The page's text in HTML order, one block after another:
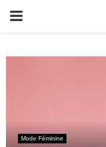
PRIMARY
Mode Féminine